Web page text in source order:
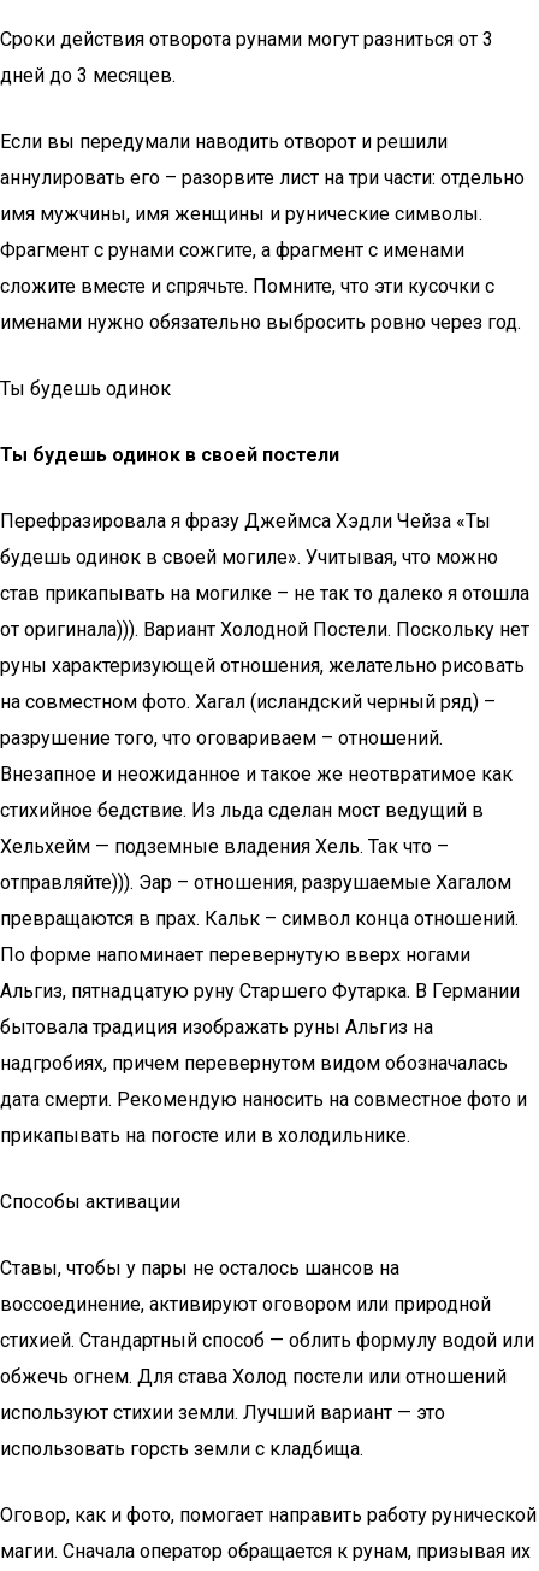
Сроки действия отворота рунами могут разниться от 3
дней до 3 месяцев.
Если вы передумали наводить отворот и решили
аннулировать его – разорвите лист на три части: отдельно
имя мужчины, имя женщины и рунические символы.
Фрагмент с рунами сожгите, а фрагмент с именами
сложите вместе и спрячьте. Помните, что эти кусочки с
именами нужно обязательно выбросить ровно через год.
Ты будешь одинок
Ты будешь одинок в своей постели
Перефразировала я фразу Джеймса Хэдли Чейза «Ты
будешь одинок в своей могиле». Учитывая, что можно
став прикапывать на могилке – не так то далеко я отошла
от оригинала))). Вариант Холодной Постели. Поскольку нет
руны характеризующей отношения, желательно рисовать
на совместном фото. Хагал (исландский черный ряд) –
разрушение того, что оговариваем – отношений.
Внезапное и неожиданное и такое же неотвратимое как
стихийное бедствие. Из льда сделан мост ведущий в
Хельхейм — подземные владения Хель. Так что –
отправляйте))). Эар – отношения, разрушаемые Хагалом
превращаются в прах. Кальк – символ конца отношений.
По форме напоминает перевернутую вверх ногами
Альгиз, пятнадцатую руну Старшего Футарка. В Германии
бытовала традиция изображать руны Альгиз на
надгробиях, причем перевернутом видом обозначалась
дата смерти. Рекомендую наносить на совместное фото и
прикапывать на погосте или в холодильнике.
Способы активации
Ставы, чтобы у пары не осталось шансов на
воссоединение, активируют оговором или природной
стихией. Стандартный способ — облить формулу водой или
обжечь огнем. Для става Холод постели или отношений
используют стихии земли. Лучший вариант — это
использовать горсть земли с кладбища.
Оговор, как и фото, помогает направить работу рунической
магии. Сначала оператор обращается к рунам, призывая их